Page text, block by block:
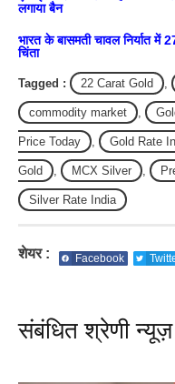
लगाया बैन
भारत के बासमती चावल निर्यात में
चिंता
Tagged : 22 Carat Gold ,
commodity market ,
Price Today , Gold Rate
Gold , MCX Silver ,
Silver Rate India
शेयर : Facebook
संबंधित श्रेणी न्यूज़